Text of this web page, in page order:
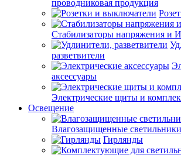
проводниковая продукция
Стабилизаторы напряжения и
разветвители
аксессуары
Электрические щиты и
Освещение
Влагозащищенные светильники
Гирлянды